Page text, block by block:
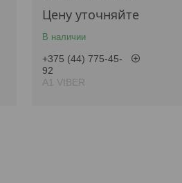
Цену уточняйте
В наличии
+375 (44) 775-45-
92
А1 VIBER